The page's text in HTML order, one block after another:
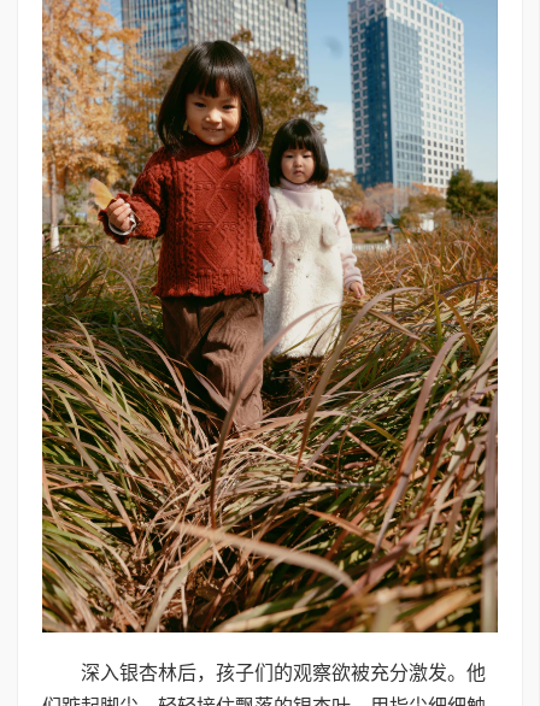
深入银杏林后，孩子们的观察欲被充分激发。他